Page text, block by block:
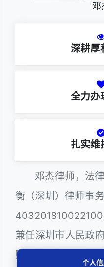
邓
深耕厚
全力办
扎实维
邓杰律师，法
衡（深圳）律师事
403201810022100
兼任深圳市人民政
购评审专家（法律
个人